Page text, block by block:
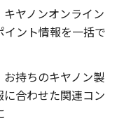
ヤノンオンライン
ント情報を一括で
持ちのキヤノン製
合わせた関連コン